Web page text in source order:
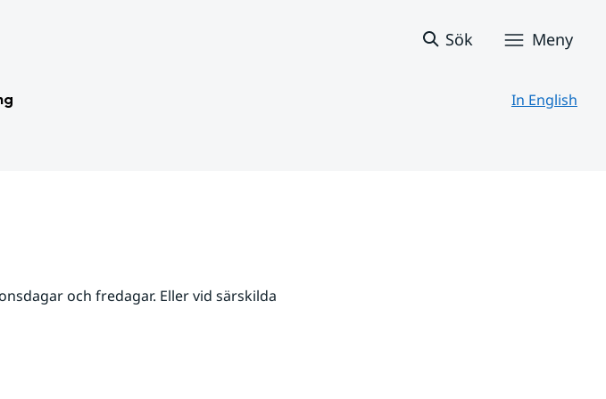
Sök Meny
In English
och fredagar. Eller vid särskilda